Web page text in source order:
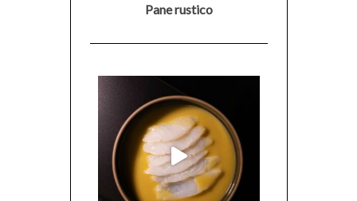
Pane rustico